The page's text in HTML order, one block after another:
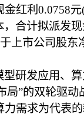
红利0.0758
合计拟派发
上市公司股东
研发应用、算
局”的双轮驱动
需求为代表